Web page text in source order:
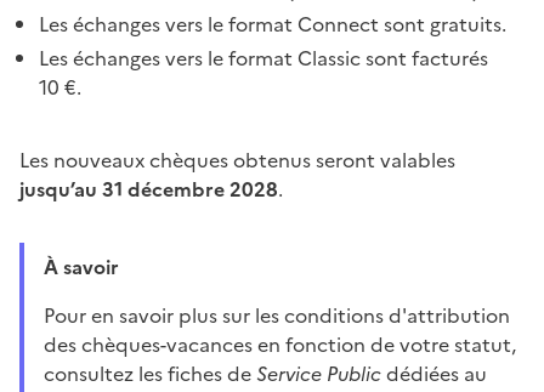
Les échanges vers le format Connect sont gratuits.
Les échanges vers le format Classic sont facturés
10 €.
Les nouveaux chèques obtenus seront valables
jusqu’au 31 décembre 2028.
À savoir
Pour en savoir plus sur les conditions d'attribution
des chèques-vacances en fonction de votre statut,
consultez les fiches de Service Publicdédiées au